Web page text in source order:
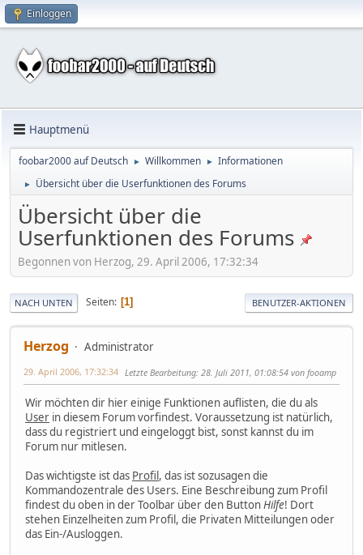
Einloggen
Hauptmenü
foobar2000 auf Deutsch ► Willkommen ► Informationen
► Übersicht über die Userfunktionen des Forums
Übersicht über die
Userfunktionen des Forums
Begonnen von Herzog, 29. April 2006, 17:32:34
NACH UNTEN Seiten 1 BENUTZER-AKTIONEN
Herzog Administrator
29. April 2006, 17:32:34 Letzte Bearbeitung: 28. Juli 2011, 01:08:54 von fooamp
Wir möchten dir hier einige Funktionen auflisten, die du als
User in diesem Forum vorfindest. Voraussetzung ist natürlich,
dass du registriert und eingeloggt bist, sonst kannst du im
Forum nur mitlesen.
Das wichtigste ist das Profil, das ist sozusagen die
Kommandozentrale des Users. Eine Beschreibung zum Profil
findest du oben in der Toolbar über den ButtonHilfe! Dort
stehen Einzelheiten zum Profil, die Privaten Mitteilungen oder
das Ein-/Ausloggen.